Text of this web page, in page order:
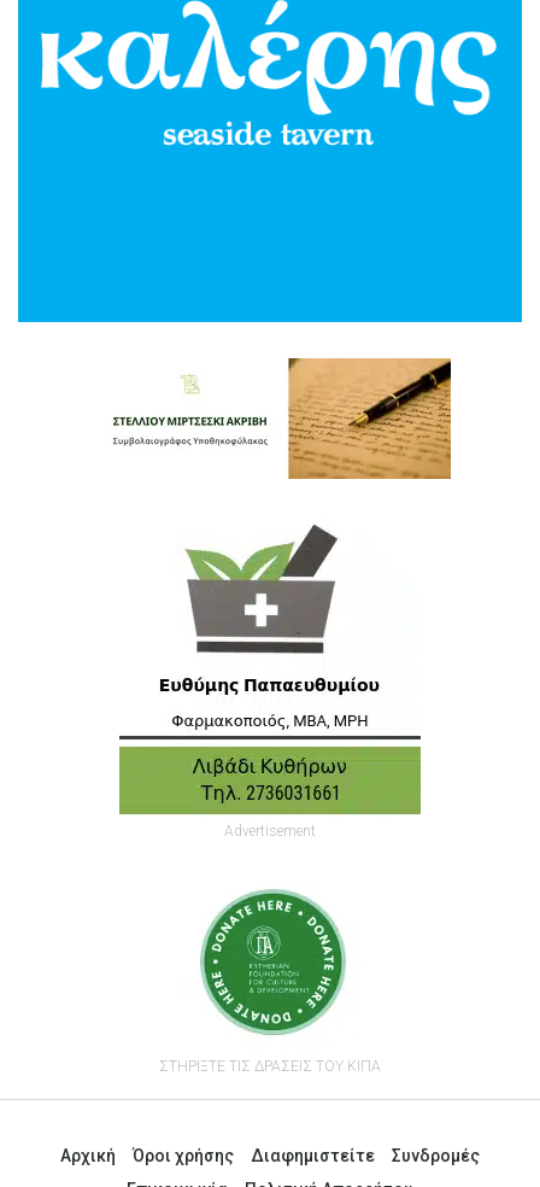
Advertisement
ΣΤΗΡΙΞΤΕ ΤΙΣ ΔΡΑΣΕΙΣ ΤΟΥ ΚΙΠΑ
Αρχική Όροι χρήσης Διαφημιστείτε
Συνδρομές